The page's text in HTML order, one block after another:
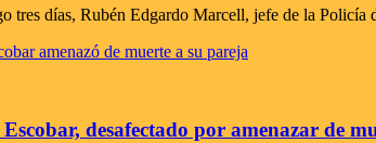
tres días, Rubén Edgardo Marcell, jefe de la Policía
desafectado por amenazar de